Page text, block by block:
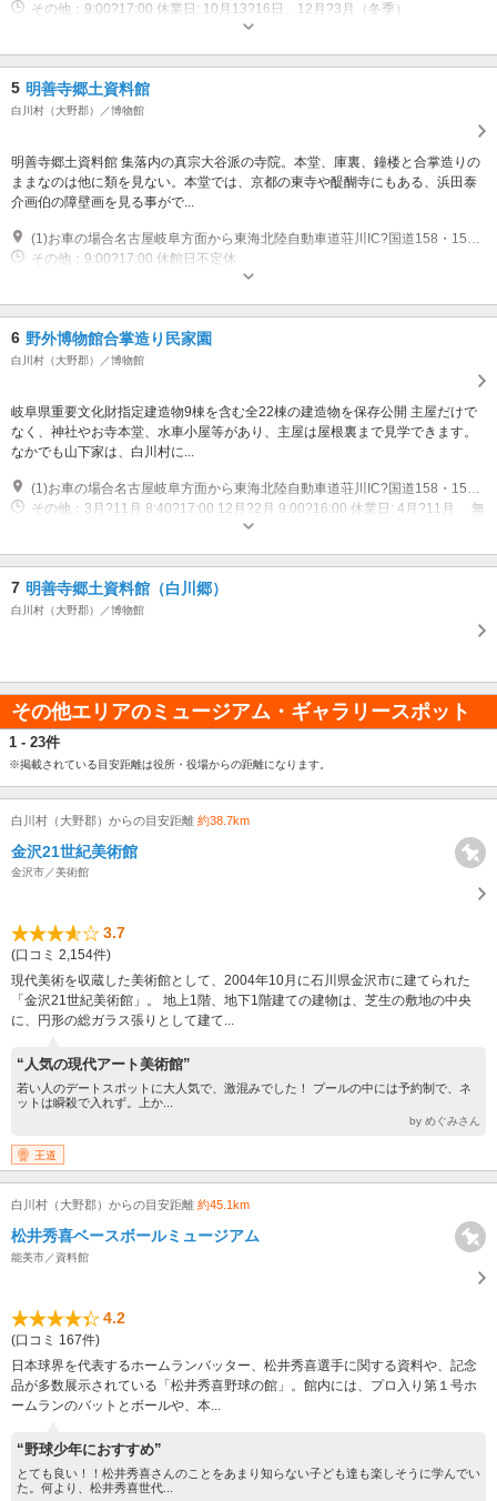
その他：9:00?17:00 休業日: 10月13?16日、12月?3月（冬季）
5 明善寺郷土資料館
白川村（大野郡）／博物館
明善寺郷土資料館 集落内の真宗大谷派の寺院。本堂、庫裏、鐘楼と合掌造りの
ままなのは他に類を見ない。本堂では、京都の東寺や醍醐寺にもある、浜田泰
介画伯の障壁画を見る事がで...
(1)お車の場合名古屋岐阜方面から東海北陸自動車道荘川IC?国道158・156号線松本・高山方面から東海北陸自動車道白川郷IC?国道156号線富山・金沢・北陸自動車道方面からは東海北陸自動車道五箇山IC?国道156号線公共交通機関の場合JR高山線高山駅より （濃飛・北陸鉄道バス50?60分）JR北陸本線金沢駅より （濃飛・北陸鉄道バス75分）JR東海道本線名古屋駅 （岐阜バス165分）JR北陸本線高岡駅より （加越能バス141分）
その他：9:00?17:00 休館日不定休
6 野外博物館合掌造り民家園
白川村（大野郡）／博物館
岐阜県重要文化財指定建造物9棟を含む全22棟の建造物を保存公開 主屋だけで
なく、神社やお寺本堂、水車小屋等があり、主屋は屋根裏まで見学できます。
なかでも山下家は、白川村に...
その他：3月?11月 8:40?17:00 12月?2月 9:00?16:00 休業日: 4月?11月 無
7 明善寺郷土資料館（白川郷）
白川村（大野郡）／博物館
その他エリアのミュージアム・ギャラリースポット
1 - 23件
※掲載されている目安距離は役所・役場からの距離になります。
白川村（大野郡）からの目安距離 約38.7km
金沢21世紀美術館
金沢市／美術館
3.7
(口コミ 2,154件)
現代美術を収蔵した美術館として、2004年10月に石川県金沢市に建てられた
「金沢21世紀美術館」。 地上1階、地下1階建ての建物は、芝生の敷地の中央
に、円形の総ガラス張りとして建て...
“人気の現代アート美術館”
若い人のデートスポットに大人気で、激混みでした！ プールの中には予約制で、ネ
ットは瞬殺で入れず。上か...
by めぐみさん
王道
白川村（大野郡）からの目安距離 約45.1km
松井秀喜ベースボールミュージアム
能美市／資料館
4.2
(口コミ 167件)
日本球界を代表するホームランバッター、松井秀喜選手に関する資料や、記念
品が多数展示されている「松井秀喜野球の館」。館内には、プロ入り第１号ホ
ームランのバットとボールや、本...
“野球少年におすすめ”
とても良い！！松井秀喜さんのことをあまり知らない子ども達も楽しそうに学んでい
た。何より、松井秀喜世代...